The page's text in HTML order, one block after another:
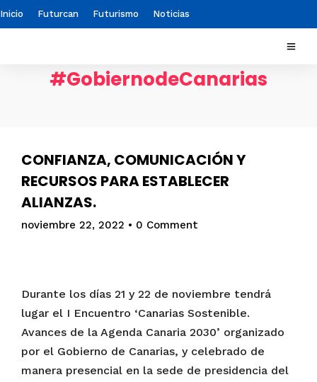
Inicio Futurcan Futurismo Noticias
#GobiernodeCanarias
CONFIANZA, COMUNICACIÓN Y
RECURSOS PARA ESTABLECER
ALIANZAS.
noviembre 22, 2022 • 0 Comment
Durante los días 21 y 22 de noviembre tendrá
lugar el I Encuentro ‘Canarias Sostenible.
Avances de la Agenda Canaria 2030’ organizado
por el Gobierno de Canarias, y celebrado de
manera presencial en la sede de presidencia del